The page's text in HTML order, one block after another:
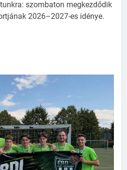
szombaton megkezdődik
2026–2027-es idénye.